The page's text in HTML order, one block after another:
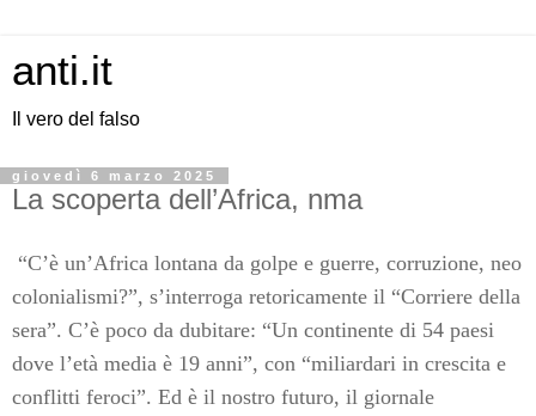
anti.it
Il vero del falso
giovedì 6 marzo 2025
La scoperta dell’Africa, nma
“C’è un’Africa lontana da golpe e guerre, corruzione, neo
colonialismi?”, s’interroga retoricamente il “Corriere della
sera”. C’è poco da dubitare: “Un continente di 54 paesi
dove l’età media è 19 anni”, con “miliardari in crescita e
conflitti feroci”. Ed è il nostro futuro, il giornale